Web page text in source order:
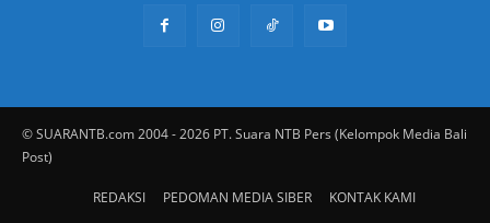
© SUARANTB.com 2004 - 2026 PT. Suara NTB Pers (Kelompok Media Bali
Post)
REDAKSI PEDOMAN MEDIA SIBER KONTAK KAMI